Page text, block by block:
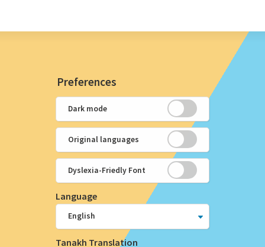
Preferences
Dark mode
Original languages
Dyslexia-Friedly Font
Language
Tanakh Translation